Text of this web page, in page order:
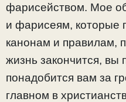
фарисейством. Мое
и фарисеям, которые
канонам и правилам,
жизнь закончится, вы
понадобится вам за
главном в